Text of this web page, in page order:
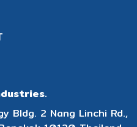
Bldg. 2 Nang Linchi Rd.,